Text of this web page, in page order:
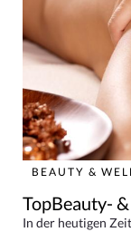
BEAUTY &
TopBeauty-
In der heutigen